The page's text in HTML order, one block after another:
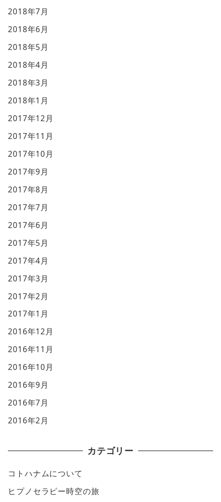
2018年7月
2018年6月
2018年5月
2018年4月
2018年3月
2018年1月
2017年12月
2017年11月
2017年10月
2017年9月
2017年8月
2017年7月
2017年6月
2017年5月
2017年4月
2017年3月
2017年2月
2017年1月
2016年12月
2016年11月
2016年10月
2016年9月
2016年7月
2016年2月
カテゴリー
コトハナムについて
ヒプノセラピー時空の旅